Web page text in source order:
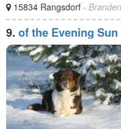
15834 Rangsdorf -
9. of the Evening Sun